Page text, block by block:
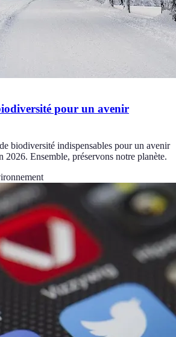
pour un avenir
biodiversité indispensables pour un avenir
2026. Ensemble, préservons notre planète.